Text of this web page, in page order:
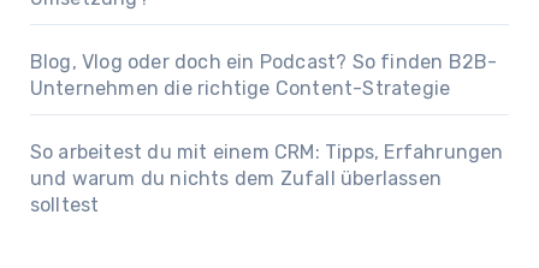
Blog, Vlog oder doch ein Podcast? So finden B2B-
Unternehmen die richtige Content-Strategie
So arbeitest du mit einem CRM: Tipps, Erfahrungen
und warum du nichts dem Zufall überlassen
solltest